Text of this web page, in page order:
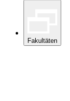
Fakultäten